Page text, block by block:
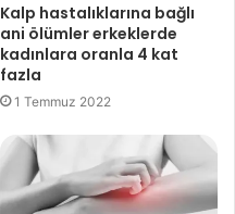
Kalp hastalıklarına bağlı
ani ölümler erkeklerde
kadınlara oranla 4 kat
fazla
1 Temmuz 2022